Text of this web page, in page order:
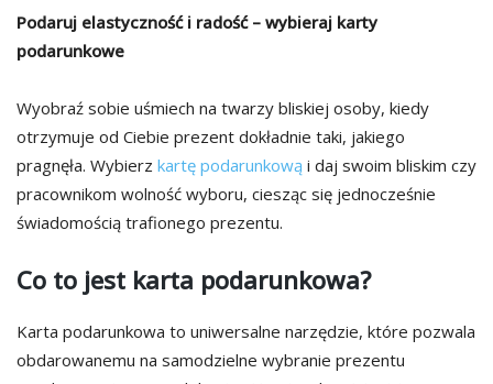
Podaruj elastyczność i radość – wybieraj karty
podarunkowe
Wyobraź sobie uśmiech na twarzy bliskiej osoby, kiedy
otrzymuje od Ciebie prezent dokładnie taki, jakiego
pragnęła. Wybierz kartę podarunkową i daj swoim bliskim czy
pracownikom wolność wyboru, ciesząc się jednocześnie
świadomością trafionego prezentu.
Co to jest karta podarunkowa?
Karta podarunkowa to uniwersalne narzędzie, które pozwala
obdarowanemu na samodzielne wybranie prezentu